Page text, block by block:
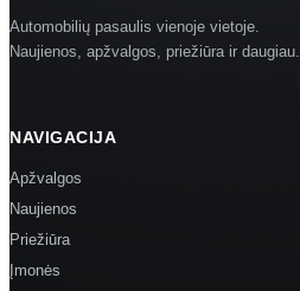
Automobilių pasaulis vienoje vietoje.
Naujienos, apžvalgos, priežiūra ir daugiau.
NAVIGACIJA
Apžvalgos
Naujienos
Priežiūra
Įmonės